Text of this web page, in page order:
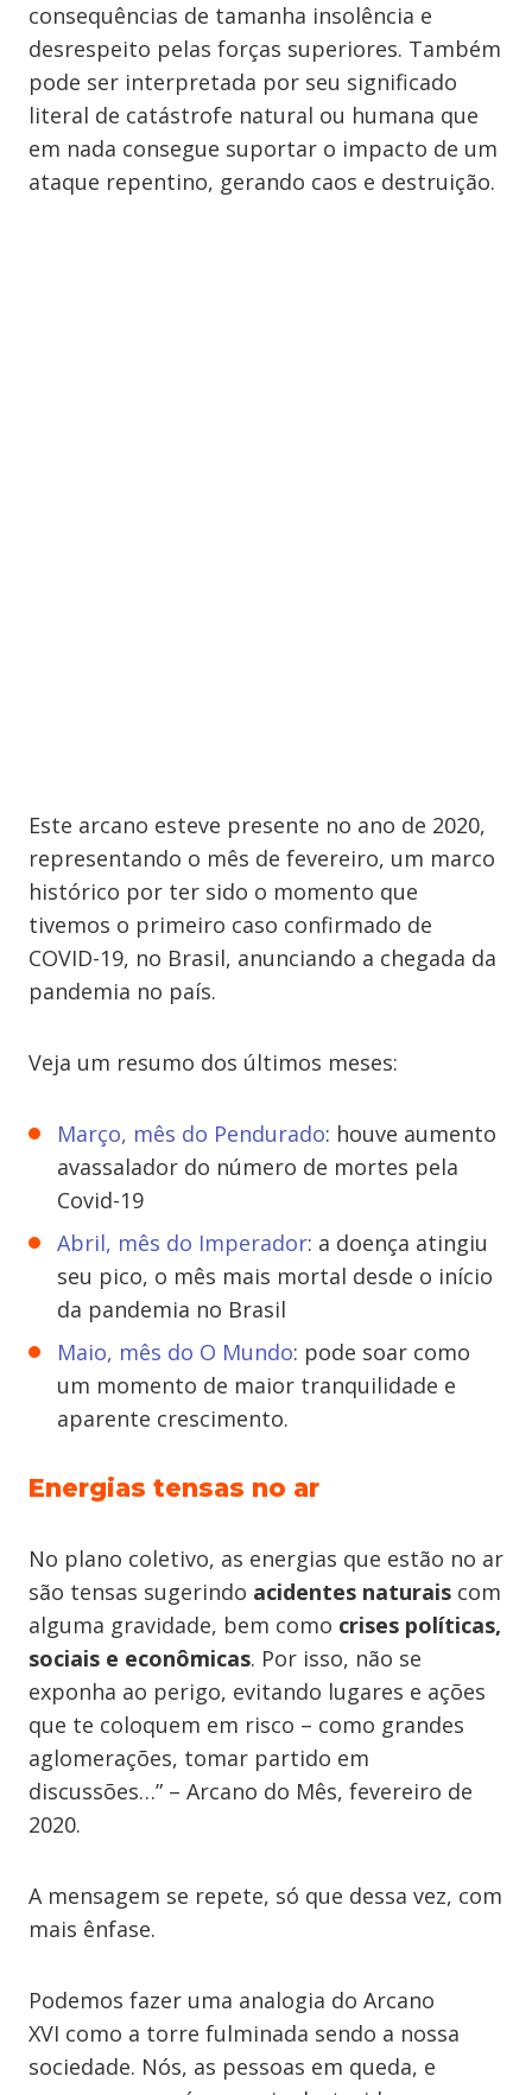
consequências de tamanha insolência e
desrespeito pelas forças superiores. Também
pode ser interpretada por seu significado
literal de catástrofe natural ou humana que
em nada consegue suportar o impacto de um
ataque repentino, gerando caos e destruição.
Este arcano esteve presente no ano de 2020,
representando o mês de fevereiro, um marco
histórico por ter sido o momento que
tivemos o primeiro caso confirmado de
COVID-19, no Brasil, anunciando a chegada da
pandemia no país.
Veja um resumo dos últimos meses:
Março, mês do Pendurado: houve aumento
avassalador do número de mortes pela
Covid-19
Abril, mês do Imperador: a doença atingiu
seu pico, o mês mais mortal desde o início
da pandemia no Brasil
Maio, mês do O Mundo: pode soar como
um momento de maior tranquilidade e
aparente crescimento.
Energias tensas no ar
No plano coletivo, as energias que estão no ar
são tensas sugerindo acidentes naturais com
alguma gravidade, bem como crises políticas,
sociais e econômicas. Por isso, não se
exponha ao perigo, evitando lugares e ações
que te coloquem em risco – como grandes
aglomerações, tomar partido em
discussões…” – Arcano do Mês, fevereiro de
2020.
A mensagem se repete, só que dessa vez, com
mais ênfase.
Podemos fazer uma analogia do Arcano
XVI como a torre fulminada sendo a nossa
sociedade. Nós, as pessoas em queda, e